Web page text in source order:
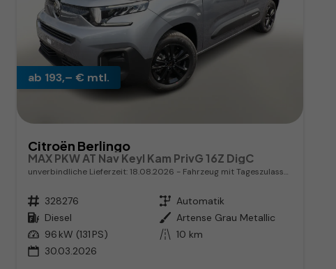
ab 193,– € mtl.
Citroën Berlingo
MAX PKW AT Nav Keyl Kam PrivG 16Z DigC
unverbindliche Lieferzeit: 18.08.2026 Fahrzeug mit Tageszulassung
Fahrzeugnr. 328276 Getriebe Automatik
Kraftstoff Diesel Außenfarbe Artense Grau Metallic
Leistung 96 kW (131 PS) Kilometerstand 10 km
30.03.2026